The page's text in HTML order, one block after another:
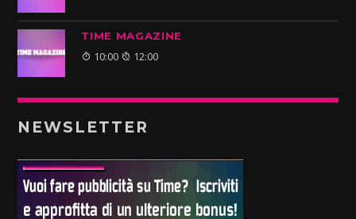
TIME MAGAZINE
10:00 12:00
NEWSLETTER